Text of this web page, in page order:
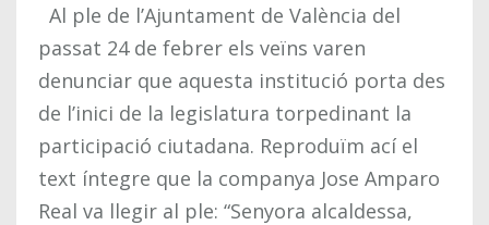
Al ple de l’Ajuntament de València del
passat 24 de febrer els veïns varen
denunciar que aquesta institució porta des
de l’inici de la legislatura torpedinant la
participació ciutadana. Reproduïm ací el
text íntegre que la companya Jose Amparo
Real va llegir al ple: “Senyora alcaldessa,